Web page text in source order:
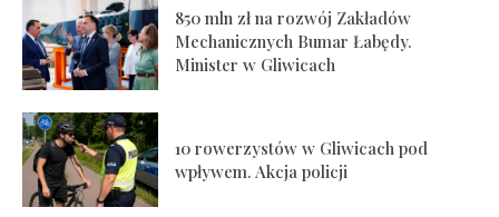
850 mln zł na rozwój Zakładów
Mechanicznych Bumar Łabędy.
Minister w Gliwicach
10 rowerzystów w Gliwicach pod
wpływem. Akcja policji